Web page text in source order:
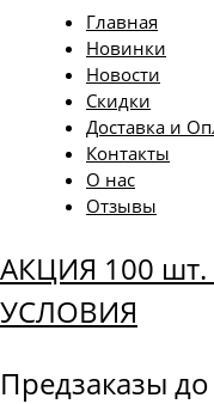
Главная
Новинки
Новости
Скидки
Доставка и
Контакты
О нас
Отзывы
АКЦИЯ 100 шт.
УСЛОВИЯ
Предзаказы до